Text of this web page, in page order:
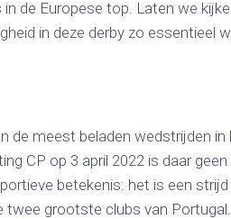
de Europese top. Laten we
in deze derby zo essentieel
de meest beladen wedstrijden
CP op 3 april 2022 is daar
betekenis: het is een
twee grootste clubs van